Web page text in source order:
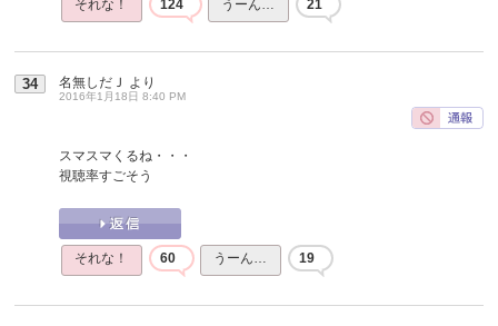
それな！ 124 うーん… 21
34 名無しだＪ より
2016年1月18日 8:40 PM
スマスマくるね・・・
視聴率すごそう
それな！ 60 うーん… 19